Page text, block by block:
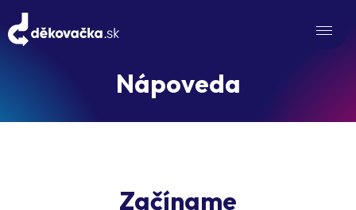
Nápoveda
Začíname